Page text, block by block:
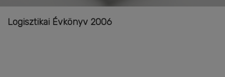
Logisztikai Évkönyv 2006